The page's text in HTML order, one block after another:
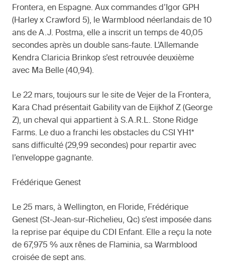
Frontera, en Espagne. Aux commandes d’Igor GPH
(Harley x Crawford 5), le Warmblood néerlandais de 10
ans de A.J. Postma, elle a inscrit un temps de 40,05
secondes après un double sans-faute. L’Allemande
Kendra Claricia Brinkop s’est retrouvée deuxième
avec Ma Belle (40,94).
Le 22 mars, toujours sur le site de Vejer de la Frontera,
Kara Chad présentait Gability van de Eijkhof Z (George
Z), un cheval qui appartient à S.A.R.L. Stone Ridge
Farms. Le duo a franchi les obstacles du CSI YH1*
sans difficulté (29,99 secondes) pour repartir avec
l’enveloppe gagnante.
Frédérique Genest
Le 25 mars, à Wellington, en Floride, Frédérique
Genest (St-Jean-sur-Richelieu, Qc) s’est imposée dans
la reprise par équipe du CDI Enfant. Elle a reçu la note
de 67,975 % aux rênes de Flaminia, sa Warmblood
croisée de sept ans.